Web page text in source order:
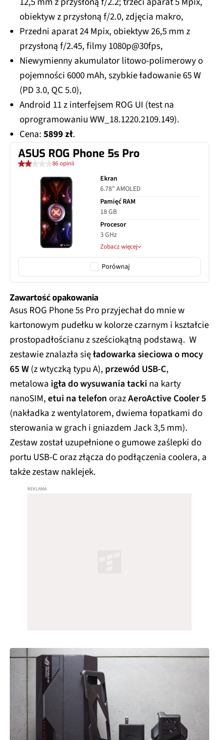
obiektyw z przysłoną f/2.0, zdjęcia makro,
Przedni aparat 24 Mpix, obiektyw 26,5 mm z
przysłoną f/2.45, filmy 1080p@30fps,
Niewymienny akumulator litowo-polimerowy o
pojemności 6000 mAh, szybkie ładowanie 65 W
(PD 3.0, QC 5.0),
Android 11 z interfejsem ROG UI (test na
oprogramowaniu WW_18.1220.2109.149).
Cena:5899 zł.
ASUS ROG Phone 5s Pro
86 opinii
Ekran
6.78" AMOLED
Pamięć RAM
18 GB
Procesor
3 GHz
Zobacz więcej
Porównaj
Zawartość opakowania
Asus ROG Phone 5s Pro przyjechał do mnie w
kartonowym pudełku w kolorze czarnym i kształcie
prostopadłościanu z sześciokątną podstawą. W
zestawie znalazła sięładowarka sieciowa o mocy
65 W(z wtyczką typu A), przewód USB-C,
metalowa igła do wysuwania tacki na karty
nanoSIM,etui na telefonorazAeroActive Cooler 5
(nakładka z wentylatorem, dwiema łopatkami do
sterowania w grach i gniazdem Jack 3,5 mm).
Zestaw został uzupełnione o gumowe zaślepki do
portu USB-C oraz złącza do podłączenia coolera, a
także zestaw naklejek.